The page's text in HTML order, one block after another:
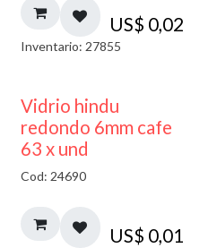
US$ 0,02
Inventario: 27855
40% DESCUENTO
Vidrio hindu
redondo 6mm cafe
63 x und
Cod: 24690
US$ 0,01